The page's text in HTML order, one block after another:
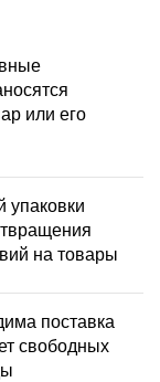
или его
упаковки
на товары
поставка
свободных